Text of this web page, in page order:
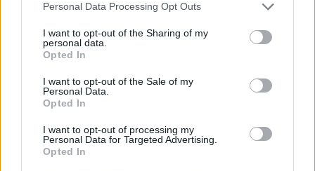
Personal Data Processing Opt Outs
I want to opt-out of the Sharing of my
personal data.
Opted In
I want to opt-out of the Sale of my
Personal Data.
Opted In
I want to opt-out of processing my
Personal Data for Targeted Advertising.
Opted In